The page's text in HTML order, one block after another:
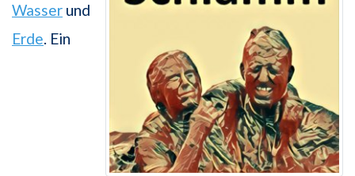
Wasser und
Erde. Ein